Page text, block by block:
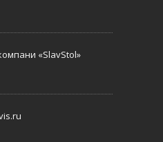
«SlavStol»